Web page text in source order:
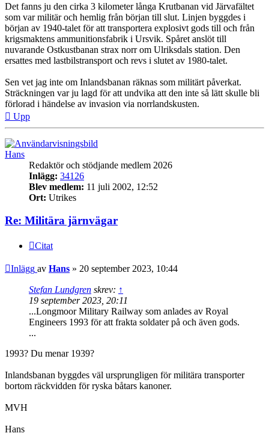
Det fanns ju den cirka 3 kilometer långa Krutbanan vid Järvafältet
som var militär och hemlig från början till slut. Linjen byggdes i
början av 1940-talet för att transportera explosivt gods till och från
krigsmaktens ammunitionsfabrik i Ursvik. Spåret anslöt till
nuvarande Ostkustbanan strax norr om Ulriksdals station. Den
ersattes med lastbilstransport och revs i slutet av 1980-talet.
Sen vet jag inte om Inlandsbanan räknas som militärt påverkat.
Sträckningen var ju lagd för att undvika att den inte så lätt skulle bli
förlorad i händelse av invasion via norrlandskusten.
Upp
Hans
Redaktör och stödjande medlem 2026
Inlägg: 34126
Blev medlem: 11 juli 2002, 12:52
Ort: Utrikes
Re: Militära järnvägar
Citat
Inlägg av Hans » 20 september 2023, 10:44
Stefan Lundgren skrev: ↑
19 september 2023, 20:11
...Longmoor Military Railway som anlades av Royal
Engineers 1993 för att frakta soldater på och även gods.
...
1993? Du menar 1939?
Inlandsbanan byggdes väl ursprungligen för militära transporter
bortom räckvidden för ryska båtars kanoner.
MVH
Hans